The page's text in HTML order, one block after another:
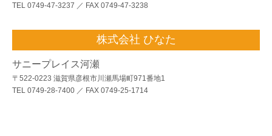
TEL 0749-47-3237 ／ FAX 0749-47-3238
株式会社 ひなた
サニープレイス河瀬
〒522-0223 滋賀県彦根市川瀬馬場町971番地1
TEL 0749-28-7400 ／ FAX 0749-25-1714